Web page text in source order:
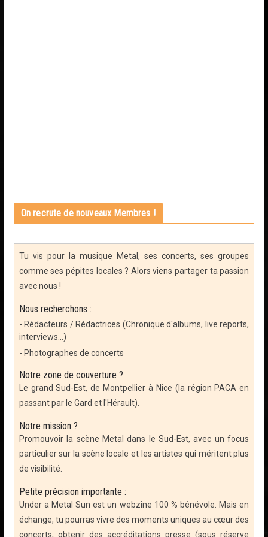
On recrute de nouveaux Membres !
Tu vis pour la musique Metal, ses concerts, ses groupes
comme ses pépites locales ? Alors viens partager ta passion
avec nous !
Nous recherchons :
- Rédacteurs / Rédactrices (Chronique d'albums, live reports,
interviews...)
- Photographes de concerts
Notre zone de couverture ?
Le grand Sud-Est, de Montpellier à Nice (la région PACA en
passant par le Gard et l'Hérault).
Notre mission ?
Promouvoir la scène Metal dans le Sud-Est, avec un focus
particulier sur la scène locale et les artistes qui méritent plus
de visibilité.
Petite précision importante :
Under a Metal Sun est un webzine 100 % bénévole. Mais en
échange, tu pourras vivre des moments uniques au cœur des
concerts, obtenir des accréditations presse (sous réserve